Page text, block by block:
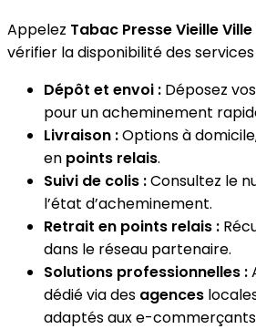
Appelez Tabac Presse Vieille Ville
vérifier la disponibilité des services
Dépôt et envoi : Déposez
pour un acheminement
Livraison :Options à
en points relais.
Suivi de colis :Consultez le
l’état d’acheminement.
Retrait en points relais :
dans le réseau partenaire.
Solutions professionnelles :
dédié via des agences
adaptés aux e-